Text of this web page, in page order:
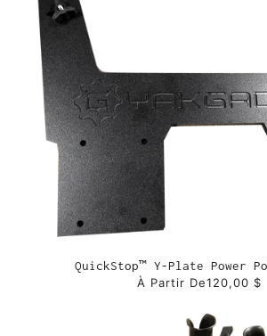
QuickStop™ Y-Plate Power
À Partir De120,00 $